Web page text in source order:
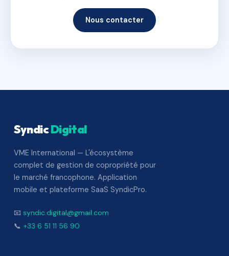
Nous contacter
SyndicDigital
VME International — L'écosystème
complet de gestion de copropriété pour
le marché francophone. Application
mobile et plateforme SaaS SyndicPro.
📧 syndic.digital@gmail.com
📞 +33 6 51 11 56 90